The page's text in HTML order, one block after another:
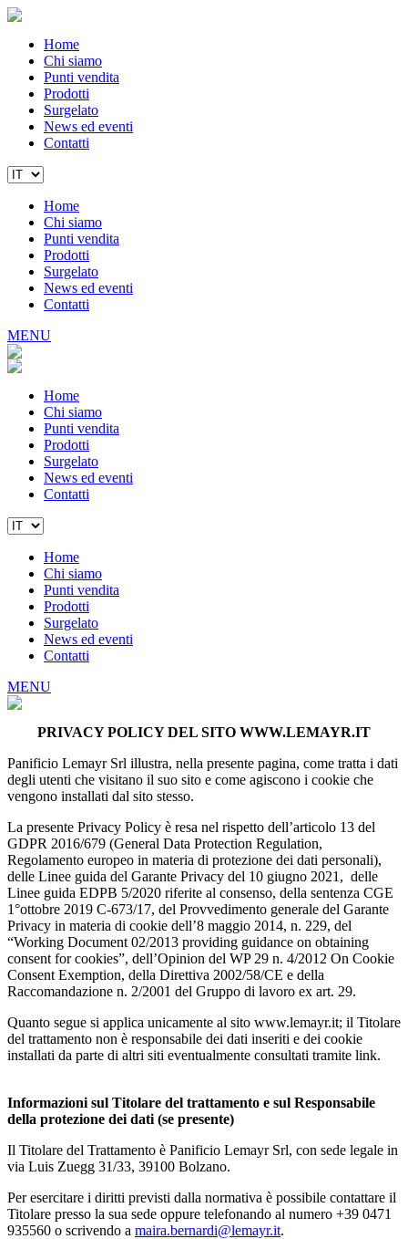
Home
Chi siamo
Punti vendita
Prodotti
Surgelato
News ed eventi
Contatti
Home
Chi siamo
Punti vendita
Prodotti
Surgelato
News ed eventi
Contatti
MENU
Home
Chi siamo
Punti vendita
Prodotti
Surgelato
News ed eventi
Contatti
Home
Chi siamo
Punti vendita
Prodotti
Surgelato
News ed eventi
Contatti
MENU
PRIVACY POLICY DEL SITO WWW.LEMAYR.IT
Panificio Lemayr Srl illustra, nella presente pagina, come tratta i dati
degli utenti che visitano il suo sito e come agiscono i cookie che
vengono installati dal sito stesso.
La presente Privacy Policy è resa nel rispetto dell’articolo 13 del
GDPR 2016/679 (General Data Protection Regulation,
Regolamento europeo in materia di protezione dei dati personali),
delle Linee guida del Garante Privacy del 10 giugno 2021, delle
Linee guida EDPB 5/2020 riferite al consenso, della sentenza CGE
1°ottobre 2019 C-673/17, del Provvedimento generale del Garante
Privacy in materia di cookie dell’8 maggio 2014, n. 229, del
“Working Document 02/2013 providing guidance on obtaining
consent for cookies”, dell’Opinion del WP 29 n. 4/2012 On Cookie
Consent Exemption, della Direttiva 2002/58/CE e della
Raccomandazione n. 2/2001 del Gruppo di lavoro ex art. 29.
Quanto segue si applica unicamente al sito www.lemayr.it; il Titolare
del trattamento non è responsabile dei dati inseriti e dei cookie
installati da parte di altri siti eventualmente consultati tramite link.
Informazioni sul Titolare del trattamento e sul Responsabile
della protezione dei dati (se presente)
Il Titolare del Trattamento è Panificio Lemayr Srl, con sede legale in
via Luis Zuegg 31/33, 39100 Bolzano.
Per esercitare i diritti previsti dalla normativa è possibile contattare il
Titolare presso la sua sede oppure telefonando al numero +39 0471
935560 o scrivendo a maira.bernardi@lemayr.it.